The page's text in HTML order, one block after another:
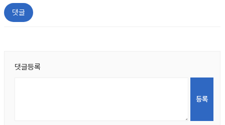
댓글
댓글등록